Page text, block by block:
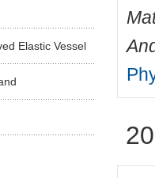
Elastic Vessel